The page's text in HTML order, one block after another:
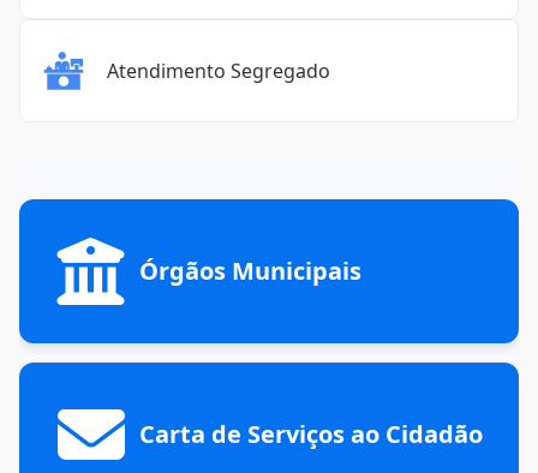
Atendimento Segregado
Órgãos Municipais
Carta de Serviços ao Cidadão